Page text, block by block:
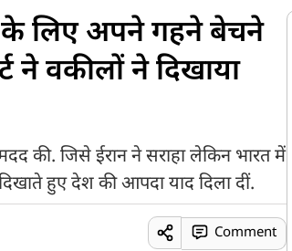
लिए अपने गहने बेचने
ने वकीलों ने दिखाया
की. जिसे ईरान ने सराहा लेकिन भारत में
हुए देश की आपदा याद दिला दीं.
Comment